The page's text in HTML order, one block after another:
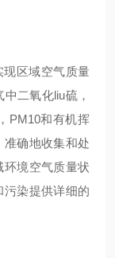
现区域空气质量
二氧化liu硫，
PM10和有机挥
确地收集和处
境空气质量状
染提供详细的